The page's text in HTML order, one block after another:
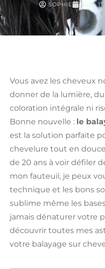
SOPHIE JUIN
Vous avez les cheveux
donner de la lumière,
coloration intégrale ni
Bonne nouvelle : le
est la solution parfaite
chevelure tout en
de 20 ans à voir défiler
mon fauteuil, je peux
technique et les bons
sublime même les
jamais dénaturer votre
découvrir toutes mes
votre balayage sur